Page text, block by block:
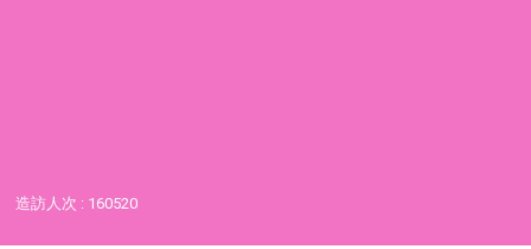
造訪人次 : 160520